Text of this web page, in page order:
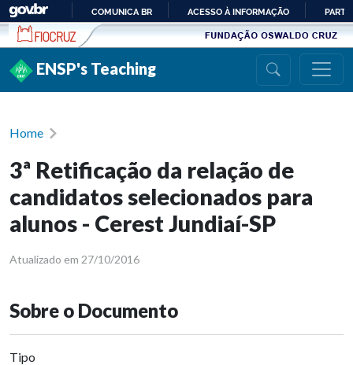
Ir para conteúdo
PARA
COMUNICA BR ACESSO À INFORMAÇÃO
ENSP's Teaching
Home
3ª Retificação da relação de
candidatos selecionados para
alunos - Cerest Jundiaí-SP
Atualizado em 27/10/2016
Sobre o Documento
Tipo